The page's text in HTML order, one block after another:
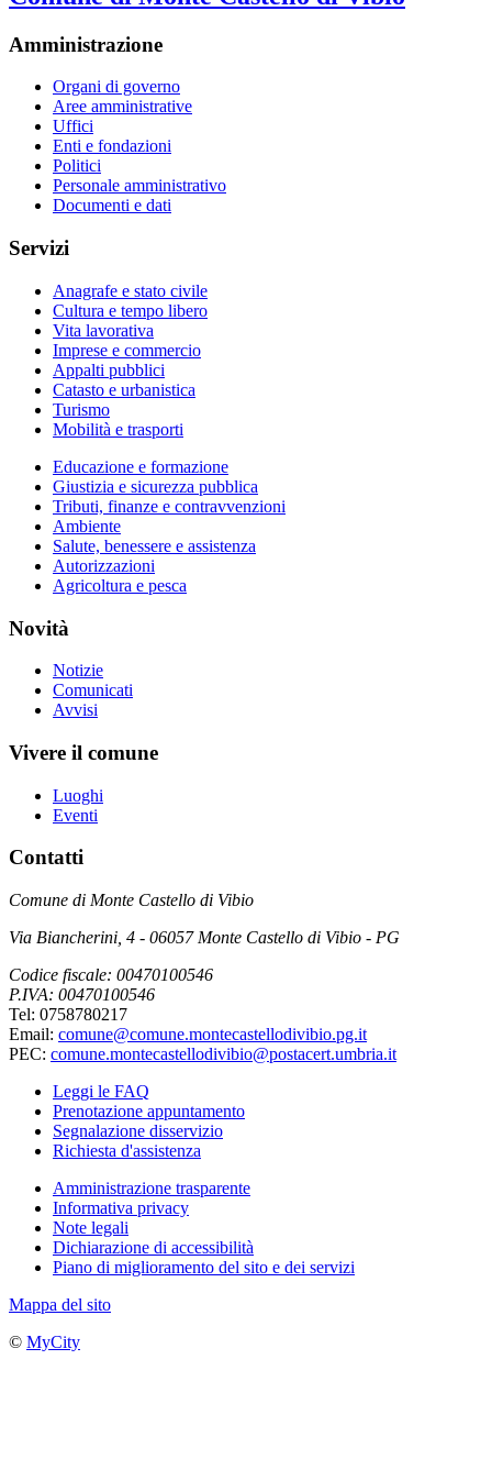
Amministrazione
Organi di governo
Aree amministrative
Uffici
Enti e fondazioni
Politici
Personale amministrativo
Documenti e dati
Servizi
Anagrafe e stato civile
Cultura e tempo libero
Vita lavorativa
Imprese e commercio
Appalti pubblici
Catasto e urbanistica
Turismo
Mobilità e trasporti
Educazione e formazione
Giustizia e sicurezza pubblica
Tributi, finanze e contravvenzioni
Ambiente
Salute, benessere e assistenza
Autorizzazioni
Agricoltura e pesca
Novità
Notizie
Comunicati
Avvisi
Vivere il comune
Luoghi
Eventi
Contatti
Comune di Monte Castello di Vibio
Via Biancherini, 4 - 06057 Monte Castello di Vibio - PG
Codice fiscale: 00470100546
P.IVA: 00470100546
Tel: 0758780217
Email: comune@comune.montecastellodivibio.pg.it
PEC: comune.montecastellodivibio@postacert.umbria.it
Leggi le FAQ
Prenotazione appuntamento
Segnalazione disservizio
Richiesta d'assistenza
Amministrazione trasparente
Informativa privacy
Note legali
Dichiarazione di accessibilità
Piano di miglioramento del sito e dei servizi
Mappa del sito
© MyCity